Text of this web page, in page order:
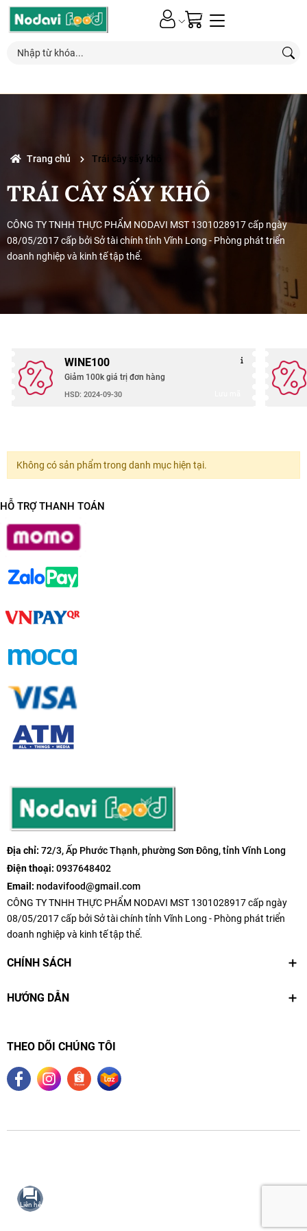
0
Trang chủ Trái cây sấy khô
TRÁI CÂY SẤY KHÔ
CÔNG TY TNHH THỰC PHẨM NODAVI MST 1301028917 cấp ngày
08/05/2017 cấp bởi Sở tài chính tỉnh Vĩnh Long - Phòng phát triển
doanh nghiệp và kinh tế tập thể.
WINE100
Giảm 100k giá trị đơn hàng
HSD: 2024-09-30
:
Không có sản phẩm trong danh mục hiện tại.
HỖ TRỢ THANH TOÁN
Địa chỉ: 72/3, Ấp Phước Thạnh, phường Sơn Đông, tỉnh Vĩnh Long
Điện thoại: 0937648402
Email: nodavifood@gmail.com
CÔNG TY TNHH THỰC PHẨM NODAVI MST 1301028917 cấp ngày
08/05/2017 cấp bởi Sở tài chính tỉnh Vĩnh Long - Phòng phát triển
doanh nghiệp và kinh tế tập thể.
CHÍNH SÁCH
HƯỚNG DẪN
THEO DÕI CHÚNG TÔI
© Copyright 2026 Công ty TNHH Thực phẩm Nodavi (NODAVI
Liên hệ